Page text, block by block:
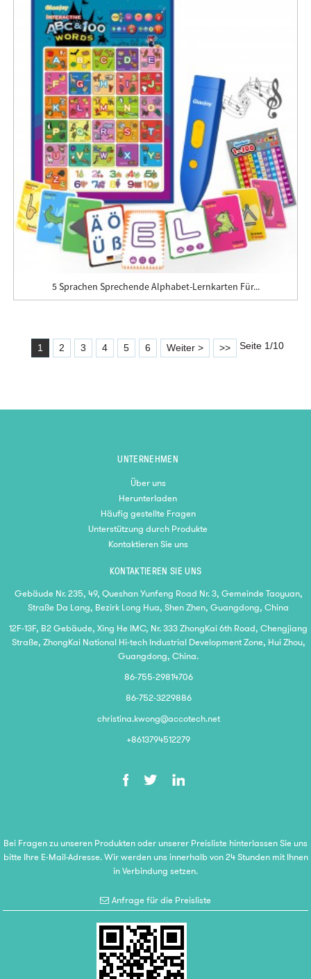
5 Sprachen Sprechende Alphabet-Lernkarten Für...
1 2 3 4 5 6 Weiter > >> Seite 1/10
UNTERNEHMEN
Über uns
Herunterladen
Häufig gestellte Fragen
Unterstützung durch Produkte
Kontaktieren Sie uns
KONTAKTIEREN SIE UNS
Gebäude Nr. 235, 49, Queshan Yunfeng Road Nr. 3, Gemeinde Taoyuan,
Straße Da Lang, Bezirk Long Hua, Shen Zhen, Guangdong, China
12F-13F, B2 Gebäude, Xing He IMC, Nr. 333 ZhongKai 6th Road, Chengjiang
Straße, ZhongKai National Hi-tech Industrial Development Zone, Hui Zhou,
Guangdong, China.
86-755-29814706
86-752-3229886
christina.kwong@accotech.net
+8613794512279
Bei Fragen zu unseren Produkten oder unserer Preisliste hinterlassen Sie uns
bitte Ihre E-Mail-Adresse. Wir werden uns innerhalb von 24 Stunden mit Ihnen
in Verbindung setzen.
Anfrage für die Preisliste